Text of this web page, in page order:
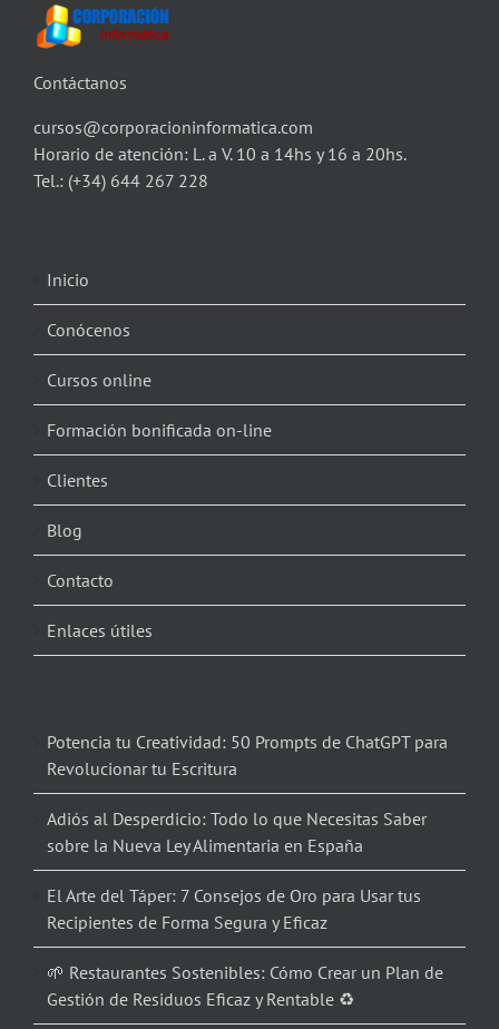
Contáctanos
cursos@corporacioninformatica.com
Horario de atención: L. a V. 10 a 14hs y 16 a 20hs.
Tel.: (+34) 644 267 228
Inicio
Conócenos
Cursos online
Formación bonificada on-line
Clientes
Blog
Contacto
Enlaces útiles
Potencia tu Creatividad: 50 Prompts de ChatGPT para
Revolucionar tu Escritura
Adiós al Desperdicio: Todo lo que Necesitas Saber
sobre la Nueva Ley Alimentaria en España
El Arte del Táper: 7 Consejos de Oro para Usar tus
Recipientes de Forma Segura y Eficaz
🌱 Restaurantes Sostenibles: Cómo Crear un Plan de
Gestión de Residuos Eficaz y Rentable ♻️